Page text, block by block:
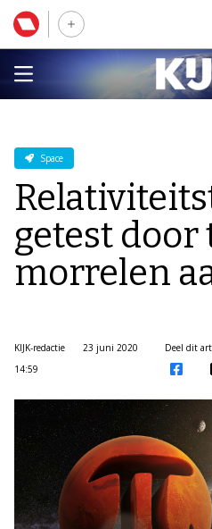
Space
getest door
morrelen
KIJK-redactie
23 juni 2020
14:59
Deel dit